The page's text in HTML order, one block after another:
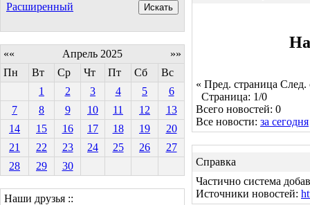
Расширенный
«« Апрель 2025
»»
Пн
Вт Ср Чт Пт Сб
Вс
1
2 3 4 5
6
7
8 9 10 11 12
13
14
15 16 17 18 19
20
21
22 23 24 25 26
27
28
29 30
Наши друзья ::
На
« Пред. страница След.
Страница: 1/0
Всего новостей: 0
Все новости: за сегодня
Справка
Частично система
Источники новостей: